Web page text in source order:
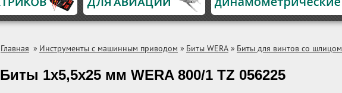
Главная » Инструменты с машинным приводом » Биты WERA » Биты для винтов со шлицом
Биты 1х5,5х25 мм WERA 800/1 TZ 056225